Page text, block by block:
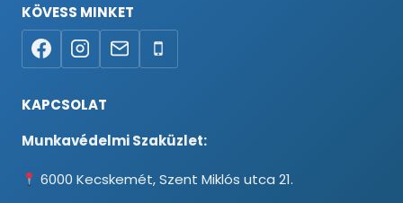
KÖVESS MINKET
KAPCSOLAT
Munkavédelmi Szaküzlet:
6000 Kecskemét, Szent Miklós utca 21.